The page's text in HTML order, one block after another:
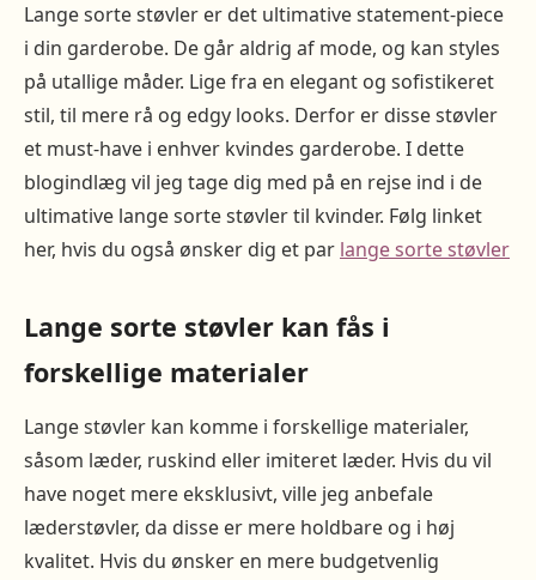
Lange sorte støvler er det ultimative statement-piece
i din garderobe. De går aldrig af mode, og kan styles
på utallige måder. Lige fra en elegant og sofistikeret
stil, til mere rå og edgy looks. Derfor er disse støvler
et must-have i enhver kvindes garderobe. I dette
blogindlæg vil jeg tage dig med på en rejse ind i de
ultimative lange sorte støvler til kvinder. Følg linket
her, hvis du også ønsker dig et par lange sorte støvler
Lange sorte støvler kan fås i
forskellige materialer
Lange støvler kan komme i forskellige materialer,
såsom læder, ruskind eller imiteret læder. Hvis du vil
have noget mere eksklusivt, ville jeg anbefale
læderstøvler, da disse er mere holdbare og i høj
kvalitet. Hvis du ønsker en mere budgetvenlig